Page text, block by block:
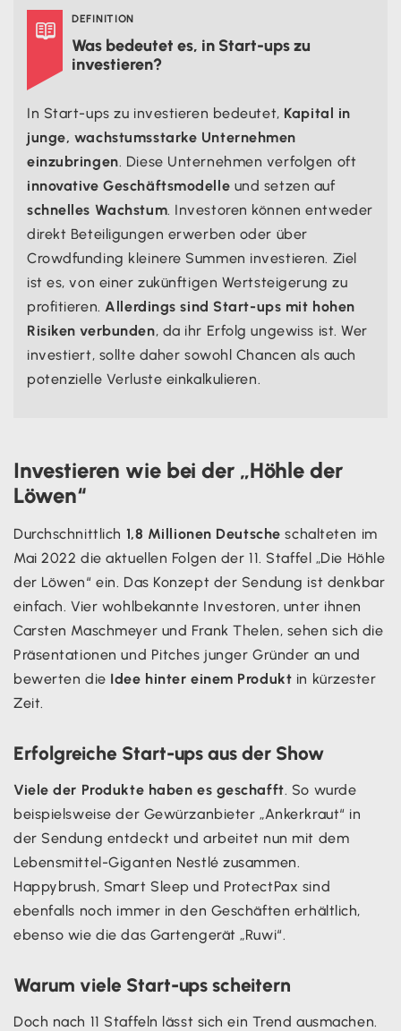
 DEFINITION
Was bedeutet es, in Start-ups zu
investieren?
In Start-ups zu investieren bedeutet, Kapital in
junge, wachstumsstarke Unternehmen
einzubringen. Diese Unternehmen verfolgen oft
innovative Geschäftsmodelle und setzen auf
schnelles Wachstum. Investoren können entweder
direkt Beteiligungen erwerben oder über
Crowdfunding kleinere Summen investieren. Ziel
ist es, von einer zukünftigen Wertsteigerung zu
profitieren.Allerdings sind Start-ups mit hohen
Risiken verbunden, da ihr Erfolg ungewiss ist. Wer
investiert, sollte daher sowohl Chancen als auch
potenzielle Verluste einkalkulieren.
Investieren wie bei der „Höhle der
Löwen“
Durchschnittlich 1,8 Millionen Deutsche schalteten im
Mai 2022 die aktuellen Folgen der 11. Staffel „Die Höhle
der Löwen“ ein. Das Konzept der Sendung ist denkbar
einfach. Vier wohlbekannte Investoren, unter ihnen
Carsten Maschmeyer und Frank Thelen, sehen sich die
Präsentationen und Pitches junger Gründer an und
bewerten die Idee hinter einem Produkt in kürzester
Zeit.
Erfolgreiche Start-ups aus der Show
Viele der Produkte haben es geschafft. So wurde
beispielsweise der Gewürzanbieter „Ankerkraut“ in
der Sendung entdeckt und arbeitet nun mit dem
Lebensmittel-Giganten Nestlé zusammen.
Happybrush, Smart Sleep und ProtectPax sind
ebenfalls noch immer in den Geschäften erhältlich,
ebenso wie die das Gartengerät „Ruwi“.
Warum viele Start-ups scheitern
Doch nach 11 Staffeln lässt sich ein Trend ausmachen.